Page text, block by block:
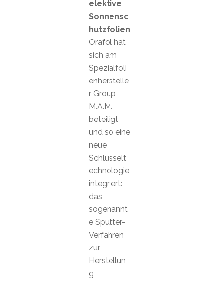
elektive
Sonnensc
hutzfolien
Orafol hat
sich am
Spezialfoli
enherstelle
r Group
M.A.M.
beteiligt
und so eine
neue
Schlüsselt
echnologie
integriert:
das
sogenannt
e Sputter-
Verfahren
zur
Herstellun
g